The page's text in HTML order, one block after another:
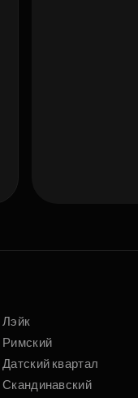
Лэйк
Римский
Датский квартал
Скандинавский